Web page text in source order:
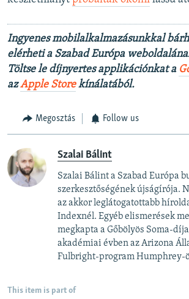
Ingyenes mobilalkalmazásunkkal
elérheti a Szabad Európa
Töltse le díjnyertes applikációnkat a
azApple Storekínálatából.
Megosztás Follow us
Szalai Bálint
Szalai Bálint a Szabad Európa
szerkesztőségének újságírója.
az akkor leglátogatottabb
Indexnél. Egyéb elismerések
megkapta a Gőbölyös Soma-
akadémiai évben az Arizona
Fulbright-program Humphrey-
This item is part of